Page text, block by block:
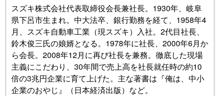
公式SNS
スズキ株式会社代表取締役会長兼社長。1930年、岐阜
県下呂市生まれ。中大法卒、銀行勤務を経て、1958年4
月、スズキ自動車工業（現スズキ）入社。2代目社長、
鈴木俊三氏の娘婿となる。1978年に社長、2000年6月か
ら会長。2008年12月に再び社長を兼務。徹底した現場
主義にこだわり、30年間で売上高を社長就任時の約10
倍の3兆円企業に育て上げた。主な著書は『俺は、中小
企業のおやじ』（日本経済出版）など。